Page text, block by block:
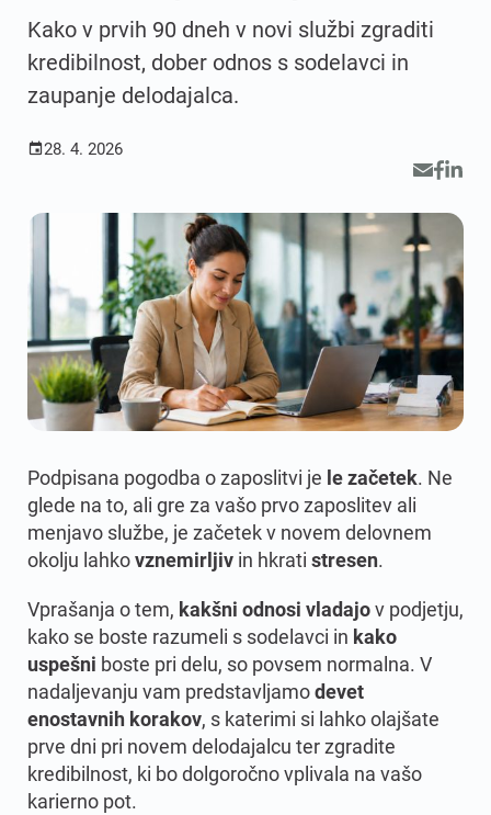
Kako v prvih 90 dneh v novi službi zgraditi
kredibilnost, dober odnos s sodelavci in
zaupanje delodajalca.
28. 4. 2026
Podpisana pogodba o zaposlitvi je le začetek. Ne
glede na to, ali gre za vašo prvo zaposlitev ali
menjavo službe, je začetek v novem delovnem
okolju lahkovznemirljiv in hkrati stresen.
Vprašanja o tem, kakšni odnosi vladajov podjetju,
kako se boste razumeli s sodelavci in kako
uspešni boste pri delu, so povsem normalna. V
nadaljevanju vam predstavljamodevet
enostavnih korakov, s katerimi si lahko olajšate
prve dni pri novem delodajalcu ter zgradite
kredibilnost, ki bo dolgoročno vplivala na vašo
karierno pot.